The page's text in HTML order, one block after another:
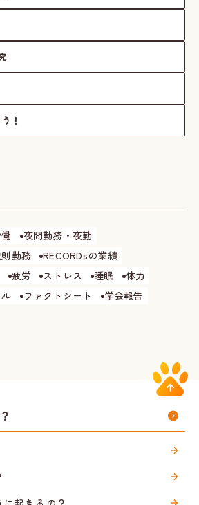
！
夜間勤務・夜勤
勤務
RECORDsの業績
疲労 ストレス 睡眠
体力
ファクトシート
学会報告